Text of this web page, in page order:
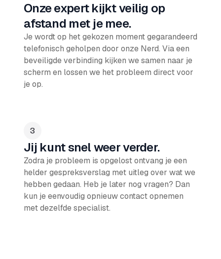
Onze expert kijkt veilig op
afstand met je mee.
Je wordt op het gekozen moment gegarandeerd
telefonisch geholpen door onze Nerd. Via een
beveiligde verbinding kijken we samen naar je
scherm en lossen we het probleem direct voor
je op.
Jij kunt snel weer verder.
Zodra je probleem is opgelost ontvang je een
helder gespreksverslag met uitleg over wat we
hebben gedaan. Heb je later nog vragen? Dan
kun je eenvoudig opnieuw contact opnemen
met dezelfde specialist.